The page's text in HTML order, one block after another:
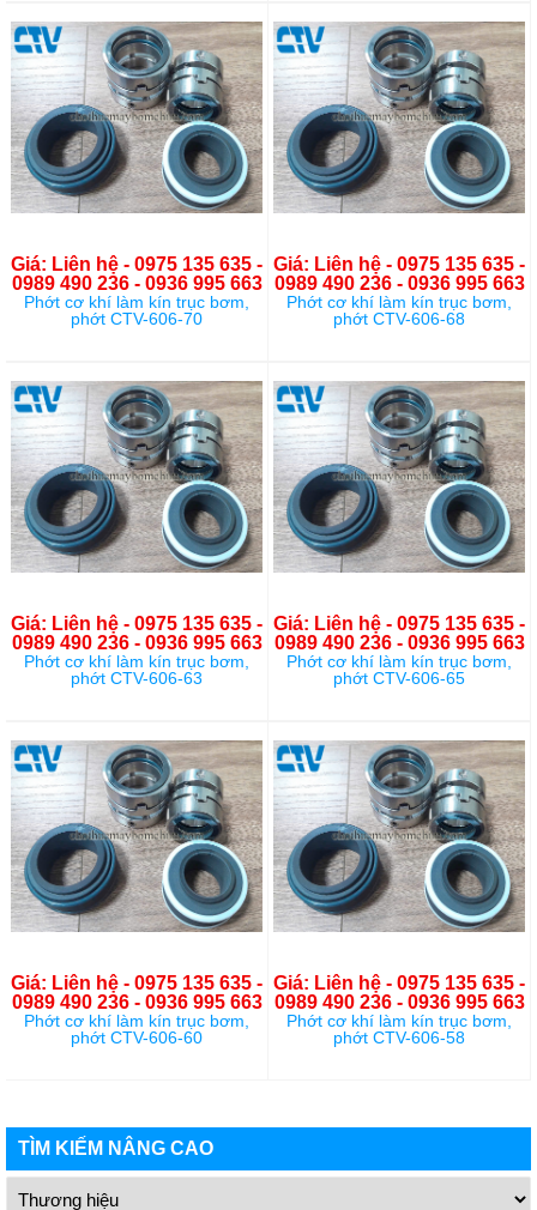
Giá: Liên hệ - 0975 135 635 -
0989 490 236 - 0936 995 663
Phớt cơ khí làm kín trục bơm,
phớt CTV-606-70
Giá: Liên hệ - 0975 135 635 -
0989 490 236 - 0936 995 663
Phớt cơ khí làm kín trục bơm,
phớt CTV-606-68
Giá: Liên hệ - 0975 135 635 -
0989 490 236 - 0936 995 663
Phớt cơ khí làm kín trục bơm,
phớt CTV-606-63
Giá: Liên hệ - 0975 135 635 -
0989 490 236 - 0936 995 663
Phớt cơ khí làm kín trục bơm,
phớt CTV-606-65
Giá: Liên hệ - 0975 135 635 -
0989 490 236 - 0936 995 663
Phớt cơ khí làm kín trục bơm,
phớt CTV-606-60
Giá: Liên hệ - 0975 135 635 -
0989 490 236 - 0936 995 663
Phớt cơ khí làm kín trục bơm,
phớt CTV-606-58
TÌM KIẾM NÂNG CAO